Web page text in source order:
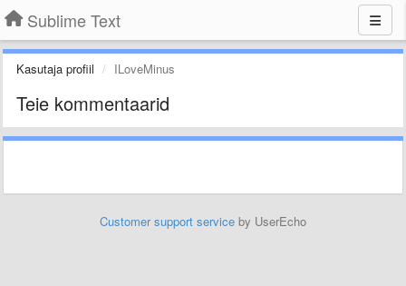
Sublime Text
Kasutaja profiil ILoveMinus
Teie kommentaarid
Customer support service by UserEcho